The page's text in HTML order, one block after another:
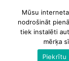
Mūsu
nodrošināt
tiek instalēti
mērķa
Piekrītu